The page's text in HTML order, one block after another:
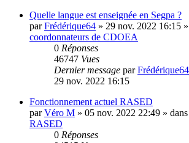
Quelle langue est enseignée en Segpa ?
parFrédérique64 » 29 nov. 2022 16:15
coordonnateurs de CDOEA
0 Réponses
46747 Vues
Dernier message parFrédérique64
29 nov. 2022 16:15
Fonctionnement actuel RASED
parVéro M » 05 nov. 2022 22:49 » dans
RASED
0 Réponses